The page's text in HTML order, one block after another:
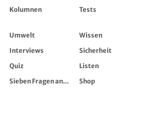
Kolumnen Tests
Umwelt
Wissen
Interviews
Sicherheit
Quiz
Listen
Sieben Fragen an...
Shop